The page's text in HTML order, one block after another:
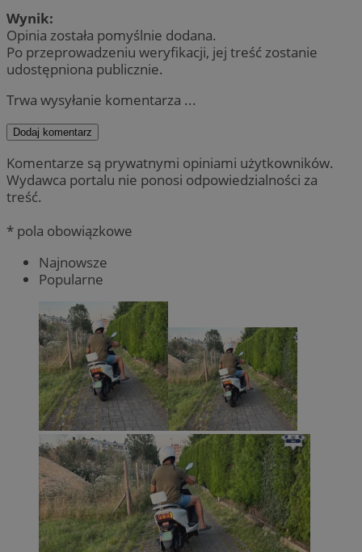
Wynik:
Opinia została pomyślnie dodana.
Po przeprowadzeniu weryfikacji, jej treść zostanie
udostępniona publicznie.
Trwa wysyłanie komentarza ...
Dodaj komentarz
Komentarze są prywatnymi opiniami użytkowników.
Wydawca portalu nie ponosi odpowiedzialności za
treść.
* pola obowiązkowe
Najnowsze
Popularne